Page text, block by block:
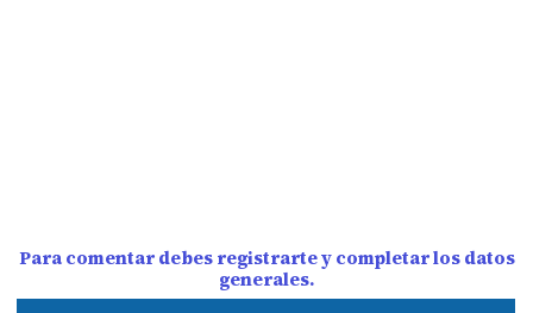
Para comentar debes registrarte y completar los datos
generales.